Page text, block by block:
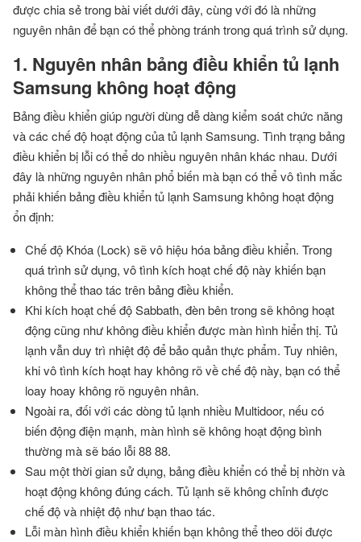
được chia sẻ trong bài viết dưới đây, cùng với đó là những
nguyên nhân để bạn có thể phòng tránh trong quá trình sử dụng.
1. Nguyên nhân bảng điều khiển tủ lạnh
Samsung không hoạt động
Bảng điều khiển giúp người dùng dễ dàng kiểm soát chức năng
và các chế độ hoạt động của tủ lạnh Samsung. Tình trạng bảng
điều khiển bị lỗi có thể do nhiều nguyên nhân khác nhau. Dưới
đây là những nguyên nhân phổ biến mà bạn có thể vô tình mắc
phải khiến bảng điều khiển tủ lạnh Samsung không hoạt động
ổn định:
Chế độ Khóa (Lock) sẽ vô hiệu hóa bảng điều khiển. Trong
quá trình sử dụng, vô tình kích hoạt chế độ này khiến bạn
không thể thao tác trên bảng điều khiển.
Khi kích hoạt chế độ Sabbath, đèn bên trong sẽ không hoạt
động cũng như không điều khiển được màn hình hiển thị. Tủ
lạnh vẫn duy trì nhiệt độ để bảo quản thực phẩm. Tuy nhiên,
khi vô tình kích hoạt hay không rõ về chế độ này, bạn có thể
loay hoay không rõ nguyên nhân.
Ngoài ra, đối với các dòng tủ lạnh nhiều Multidoor, nếu có
biến động điện mạnh, màn hình sẽ không hoạt động bình
thường mà sẽ báo lỗi 88 88.
Sau một thời gian sử dụng, bảng điều khiển có thể bị nhờn và
hoạt động không đúng cách. Tủ lạnh sẽ không chỉnh được
chế độ và nhiệt độ như bạn thao tác.
Lỗi màn hình điều khiển khiến bạn không thể theo dõi được